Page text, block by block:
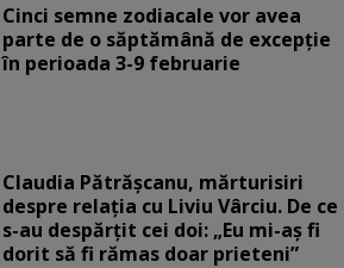
Cinci semne zodiacale vor avea
parte de o săptămână de excepție
în perioada 3-9 februarie
Claudia Pătrășcanu, mărturisiri
despre relația cu Liviu Vârciu. De ce
s-au despărțit cei doi: „Eu mi-aș fi
dorit să fi rămas doar prieteni”